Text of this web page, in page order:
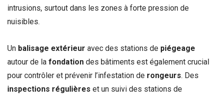
intrusions, surtout dans les zones à forte pression de
nuisibles.
Un balisage extérieur avec des stations de piégeage
autour de la fondation des bâtiments est également crucial
pour contrôler et prévenir l’infestation de rongeurs. Des
inspections régulières et un suivi des stations de